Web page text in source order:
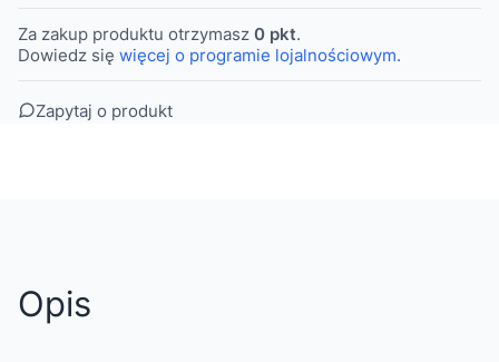
Za zakup produktu otrzymasz 0 pkt.
Dowiedz się więcej o programie lojalnościowym.
Zapytaj o produkt
Opis